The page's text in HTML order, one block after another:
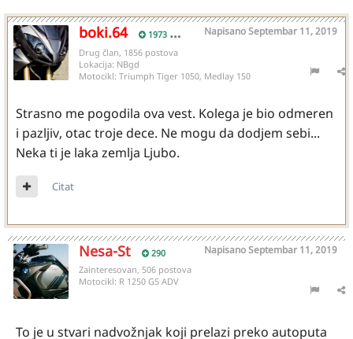
boki.64 1973 NapisanoSeptembar 11, 2019
Drug član, 1856 postova
Lokacija: NBgd
Motocikl: Triumph Tiger 1050, Medlay 150
Strasno me pogodila ova vest. Kolega je bio odmeren
i pazljiv, otac troje dece. Ne mogu da dodjem sebi...
Neka ti je laka zemlja Ljubo.
Citat
Nesa-St 290 NapisanoSeptembar 11, 2019
Zainteresovan, 506 postova
Motocikl: R 1250 GS ADV
To je u stvari nadvožnjak koji prelazi preko autoputa